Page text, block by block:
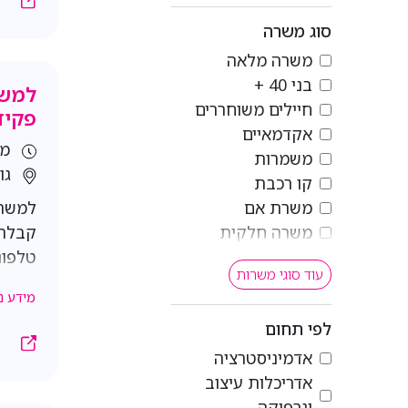
סוג משרה
משרה מלאה
בני 40 +
חיילים משוחררים
אקדמאיים
משמרות
קו רכבת
משרת אם
משרה חלקית
עוד סוגי משרות
לפי תחום
אדמיניסטרציה
אדריכלות עיצוב
מידע